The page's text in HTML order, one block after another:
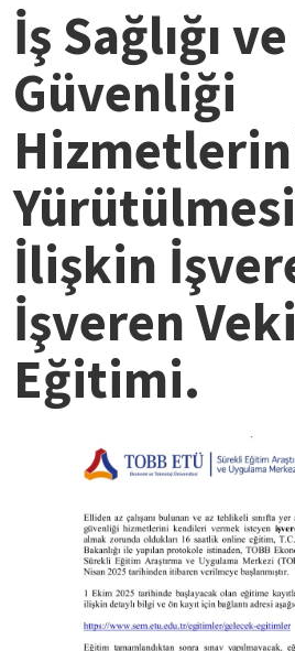
İş Sağlığı ve
Güvenliği
İlişkin
İşveren
Eğitimi.